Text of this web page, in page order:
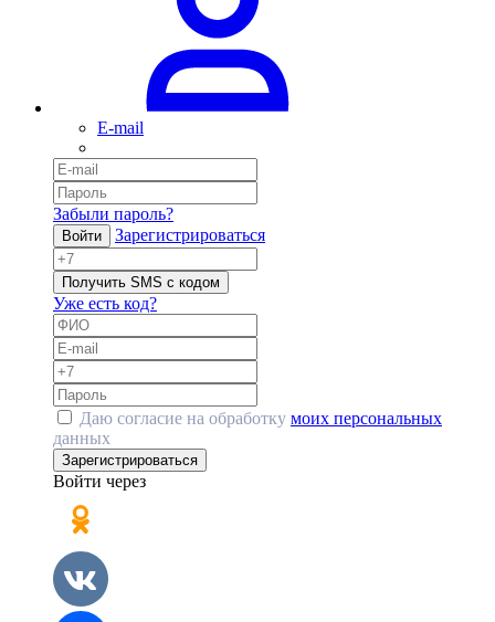
E-mail
Забыли пароль?
Войти Зарегистрироваться
Получить SMS с кодом
Уже есть код?
Даю согласие на обработку моих персональных
данных
Зарегистрироваться
Войти через